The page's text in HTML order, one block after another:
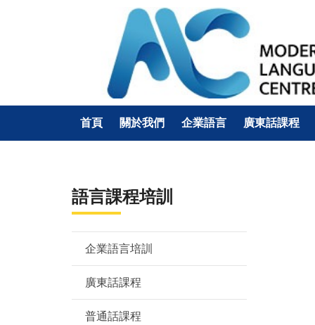
首頁 關於我們 企業語言 廣東話課程
語言課程培訓
企業語言培訓
廣東話課程
普通話課程